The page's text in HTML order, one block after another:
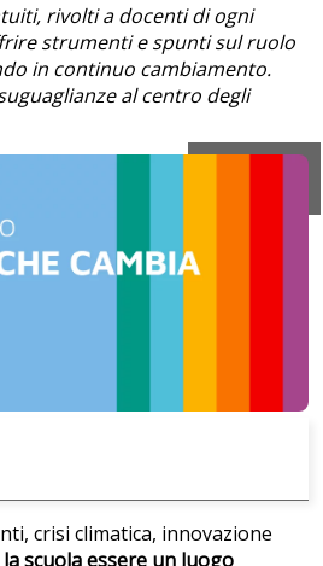
rivolti a docenti di ogni
strumenti e spunti sul ruolo
in continuo cambiamento.
al centro degli
crisi climatica, innovazione
scuola essere un luogo